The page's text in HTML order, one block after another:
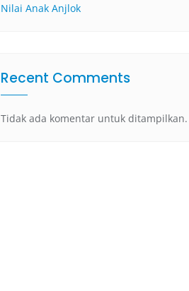
Nilai Anak Anjlok
Recent Comments
Tidak ada komentar untuk ditampilkan.